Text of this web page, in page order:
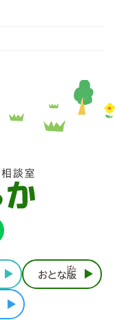
おとな版
ばん